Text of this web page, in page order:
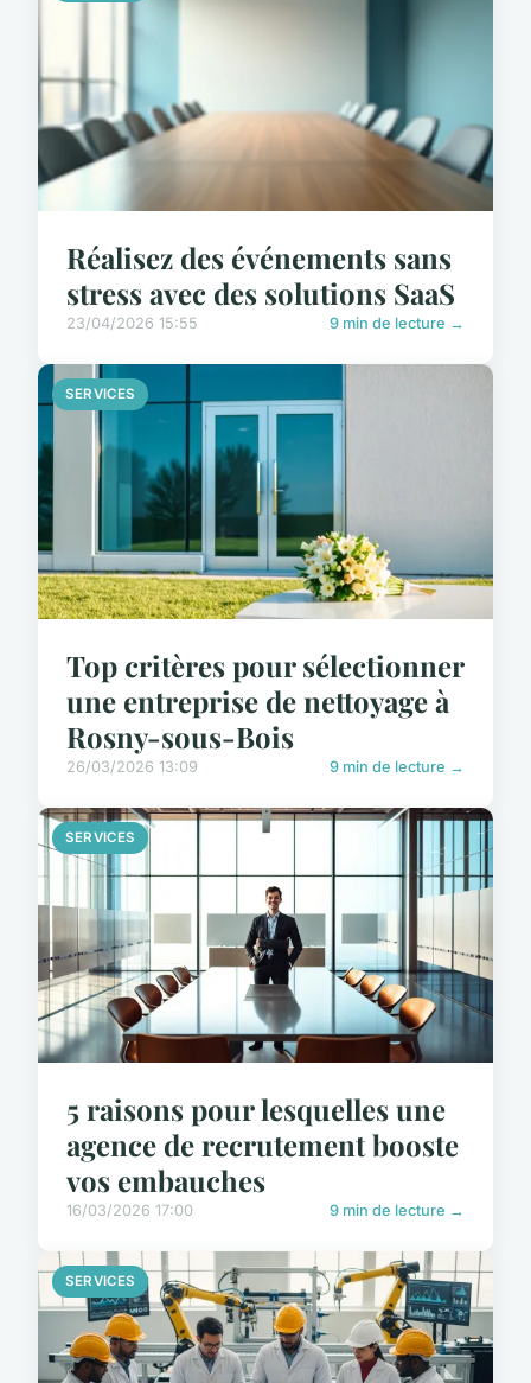
Réalisez des événements sans
stress avec des solutions SaaS
23/04/2026 15:55 9 min de lecture →
SERVICES
Top critères pour sélectionner
une entreprise de nettoyage à
Rosny-sous-Bois
26/03/2026 13:09 9 min de lecture →
SERVICES
5 raisons pour lesquelles une
agence de recrutement booste
vos embauches
16/03/2026 17:00 9 min de lecture →
SERVICES